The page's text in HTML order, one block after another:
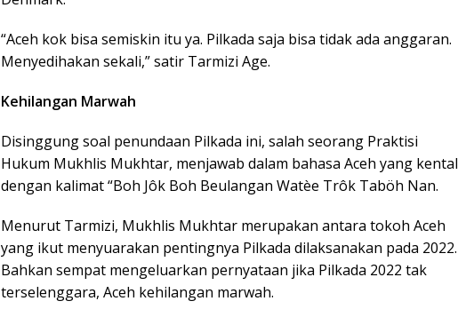
“Aceh kok bisa semiskin itu ya. Pilkada saja bisa tidak ada anggaran.
Menyedihakan sekali,” satir Tarmizi Age.
Kehilangan Marwah
Disinggung soal penundaan Pilkada ini, salah seorang Praktisi
Hukum Mukhlis Mukhtar, menjawab dalam bahasa Aceh yang kental
dengan kalimat “Boh Jôk Boh Beulangan Watèe Trôk Taböh Nan.
Menurut Tarmizi, Mukhlis Mukhtar merupakan antara tokoh Aceh
yang ikut menyuarakan pentingnya Pilkada dilaksanakan pada 2022.
Bahkan sempat mengeluarkan pernyataan jika Pilkada 2022 tak
terselenggara, Aceh kehilangan marwah.